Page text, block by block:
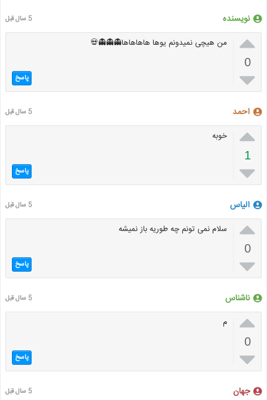
نویسنده 5 سال قبل

0

من هیچی نمیدونم یوها هاهاهاها👻👻👻💀
پاسخ
احمد 5 سال قبل

1

خوبه
پاسخ
الیاس 5 سال قبل

0

سلام نمی تونم چه طوریه باز نمیشه
پاسخ
ناشناس 5 سال قبل

0

م
پاسخ
جهان 5 سال قبل